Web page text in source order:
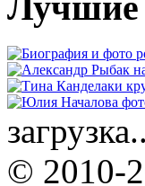
© 2010-